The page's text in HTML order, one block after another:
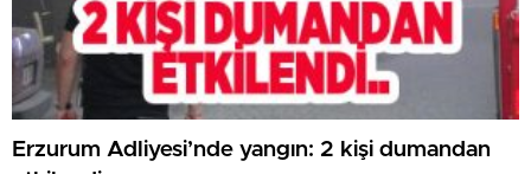
Erzurum Adliyesi’nde yangın: 2 kişi dumandan